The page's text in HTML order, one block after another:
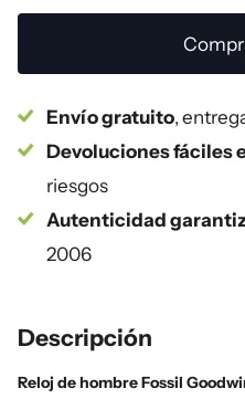
Envío gratuito,
Devoluciones fáciles
riesgos
Autenticidad
2006
Descripción
Reloj de hombre Fossil